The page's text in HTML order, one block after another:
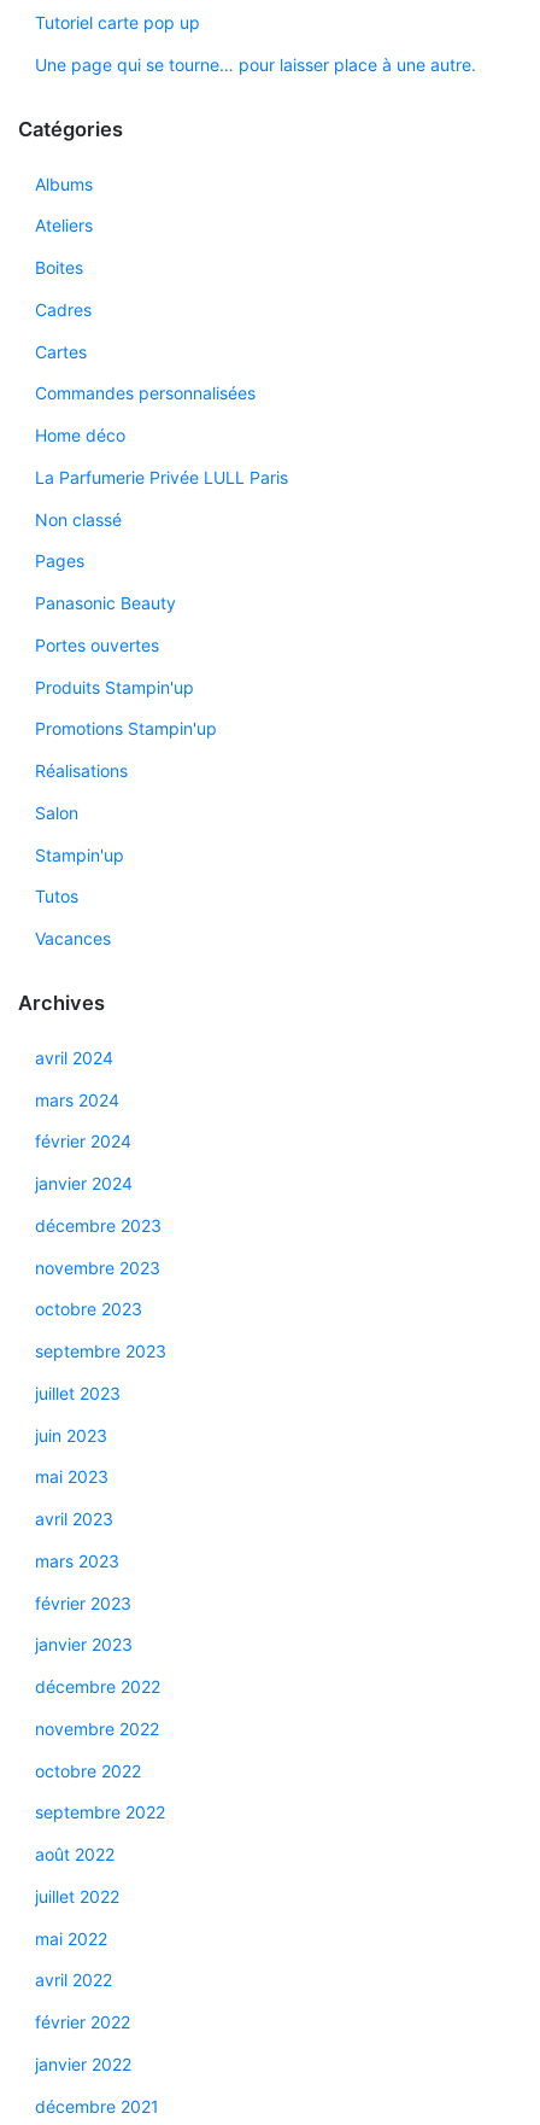
Tutoriel carte pop up
Une page qui se tourne… pour laisser place à une autre.
Catégories
Albums
Ateliers
Boites
Cadres
Cartes
Commandes personnalisées
Home déco
La Parfumerie Privée LULL Paris
Non classé
Pages
Panasonic Beauty
Portes ouvertes
Produits Stampin'up
Promotions Stampin'up
Réalisations
Salon
Stampin'up
Tutos
Vacances
Archives
avril 2024
mars 2024
février 2024
janvier 2024
décembre 2023
novembre 2023
octobre 2023
septembre 2023
juillet 2023
juin 2023
mai 2023
avril 2023
mars 2023
février 2023
janvier 2023
décembre 2022
novembre 2022
octobre 2022
septembre 2022
août 2022
juillet 2022
mai 2022
avril 2022
février 2022
janvier 2022
décembre 2021